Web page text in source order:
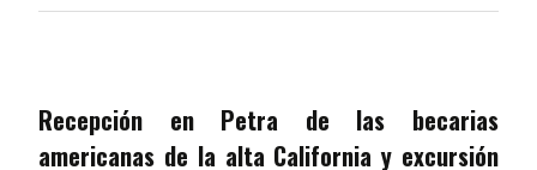
Recepción en Petra de las becarias
americanas de la alta California y excursión